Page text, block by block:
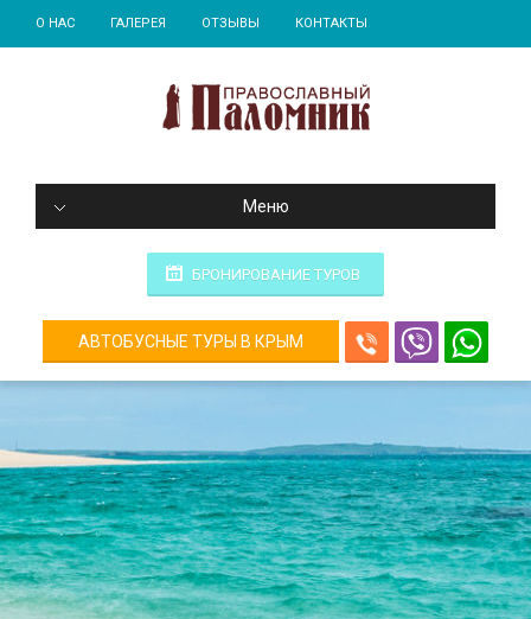
О НАС ГАЛЕРЕЯ ОТЗЫВЫ КОНТАКТЫ
Меню
БРОНИРОВАНИЕ ТУРОВ
АВТОБУСНЫЕ ТУРЫ В КРЫМ